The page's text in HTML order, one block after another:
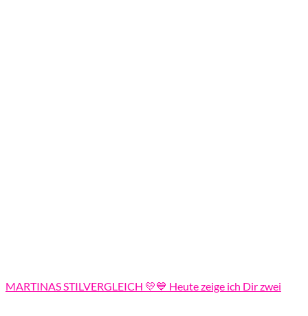
MARTINAS STILVERGLEICH 💛💙 Heute zeige ich Dir zwei